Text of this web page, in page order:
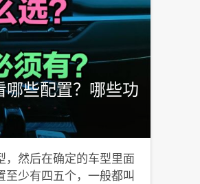
些配置？哪些功
，然后在确定的车型里面
少有四五个，一般都叫